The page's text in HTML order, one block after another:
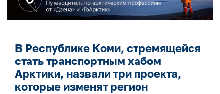
В Республике Коми, стремящейся
стать транспортным хабом
Арктики, назвали три проекта,
которые изменят регион